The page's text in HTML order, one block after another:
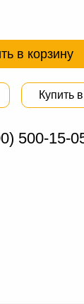
в корзину
Купить
500-15-